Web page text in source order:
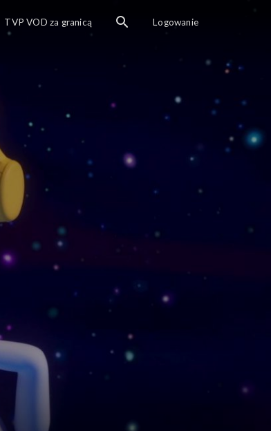
TVP VOD za granicą Logowanie